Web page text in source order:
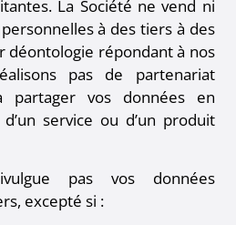
La Société ne vend ni
à des tiers à des
déontologie répondant à nos
pas de partenariat
partager vos données en
service ou d’un produit
pas vos données
excepté si :